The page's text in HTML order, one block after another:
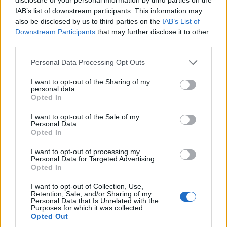
IAB’s list of downstream participants. This information may
also be disclosed by us to third parties on the IAB’s List of
Downstream Participants that may further disclose it to other
Personal Data Processing Opt Outs
I want to opt-out of the Sharing of my
personal data.
Opted In
I want to opt-out of the Sale of my
Personal Data.
Opted In
I want to opt-out of processing my
Personal Data for Targeted Advertising.
Opted In
I want to opt-out of Collection, Use,
Retention, Sale, and/or Sharing of my
Personal Data that Is Unrelated with the
Purposes for which it was collected.
Opted Out
Μπορεί επίσης να σε ενδιαφέρει
ΟΙΚΟΝΟΜΊΑ
για το Market Pass –
Πότε θα γίνουν οι
HISTORY & CULTURE
55.000 voucher
βιβλίων
δύο εβδομάδες
ΟΙΚΟΝΟΜΊΑ ΕΛΛΆΔΑ